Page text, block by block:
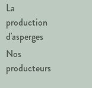
La
production
d'asperges
Nos
producteurs